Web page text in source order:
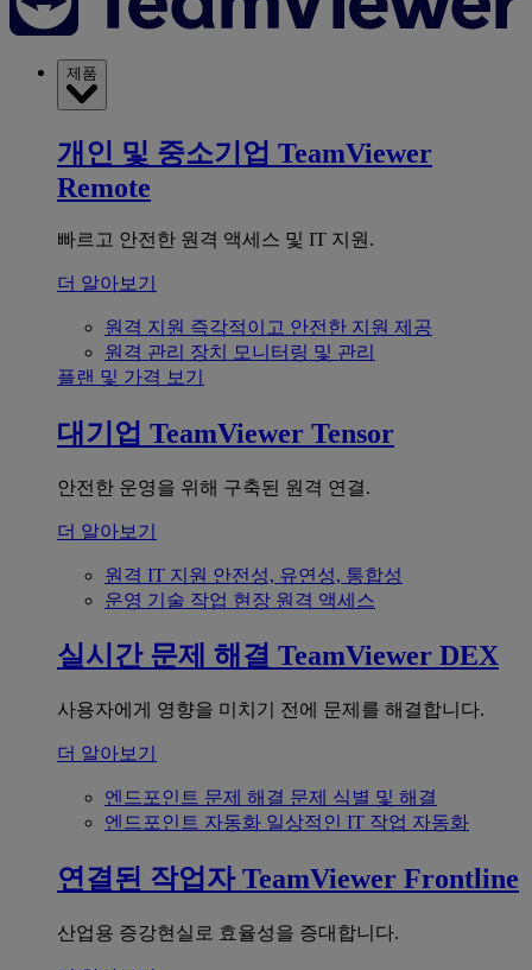
제품
개인 및 중소기업 TeamViewer
Remote
빠르고 안전한 원격 액세스 및 IT 지원.
더 알아보기
원격 지원 즉각적이고 안전한 지원 제공
원격 관리 장치 모니터링 및 관리
플랜 및 가격 보기
대기업 TeamViewer Tensor
안전한 운영을 위해 구축된 원격 연결.
더 알아보기
원격 IT 지원 안전성, 유연성, 통합성
운영 기술 작업 현장 원격 액세스
실시간 문제 해결 TeamViewer DEX
사용자에게 영향을 미치기 전에 문제를 해결합니다.
더 알아보기
엔드포인트 문제 해결 문제 식별 및 해결
엔드포인트 자동화 일상적인 IT 작업 자동화
연결된 작업자 TeamViewer Frontline
산업용 증강현실로 효율성을 증대합니다.